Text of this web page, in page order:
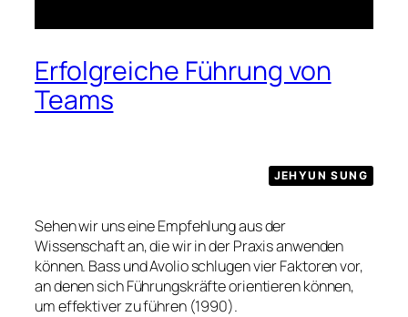
Erfolgreiche Führung von
Teams
JEHYUN SUNG
Sehen wir uns eine Empfehlung aus der
Wissenschaft an, die wir in der Praxis anwenden
können. Bass und Avolio schlugen vier Faktoren vor,
an denen sich Führungskräfte orientieren können,
um effektiver zu führen (1990).